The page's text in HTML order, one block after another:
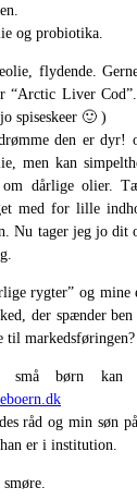
og probiotika.
flydende.
“Arctic Liver
spiseskeer 🙂 )
den er dyr!
men kan
om dårlige olier.
med for lille
Nu tager jeg jo dit
rygter” og mine
der spænder
til markedsføringen?
små børn kan
råd og min søn
er i institution.